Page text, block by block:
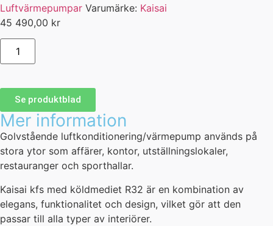
Luftvärmepumpar Varumärke: Kaisai
45 490,00 kr
Se produktblad
Mer information
Golvstående luftkonditionering/värmepump används på
stora ytor som affärer, kontor, utställningslokaler,
restauranger och sporthallar.
Kaisai kfs med köldmediet R32 är en kombination av
elegans, funktionalitet och design, vilket gör att den
passar till alla typer av interiörer.